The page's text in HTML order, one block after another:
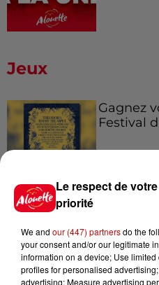
Jeux
Gagnez
Festival
Mans !
Le respect de
priorité
We and our (447) partnersdo the
your consent and/or our legitimate
information on a device; Use
profiles for personalised
advertising; Measure advertising